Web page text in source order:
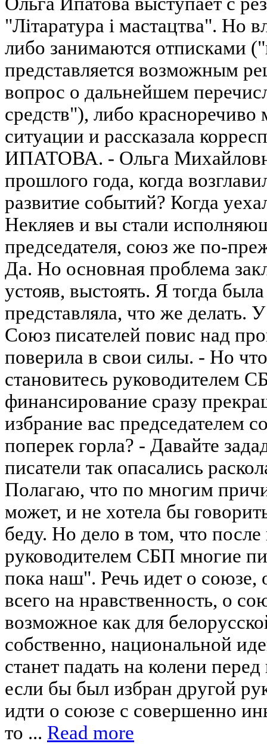
"Лiтаратура i мастацтва". Но
либо занимаются отписками
представляется возможным
вопрос о дальнейшем
средств"), либо
ситуации и рассказала
ИПАТОВА. - Ольга
прошлого года, когда
развитие событий? Когда
Некляев и вы стали
председателя, союз же по-
Да. Но основная проблема
устояв, выстоять. Я тогда
представляла, что же
Союз писателей повис над
поверила в свои силы. - Но
становитесь руководителем
финансирование сразу
избрание вас председателем
поперек горла? - Давайте
писатели так опасались
Полагаю, что по многим
может, и не хотела бы
беду. Но дело в том, что
руководителем СБП многие
пока наш". Речь идет о
всего на нравственность, о
возможное как для
собственно, национальной
станет падать на колени
если бы был избран другой
идти о союзе с совершенно
то ... Read more